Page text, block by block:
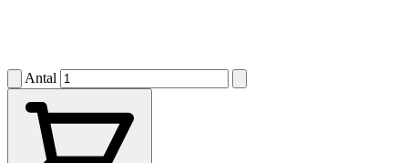
Antal